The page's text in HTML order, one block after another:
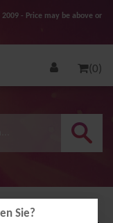
- Price may be above or
(0)
Sie?